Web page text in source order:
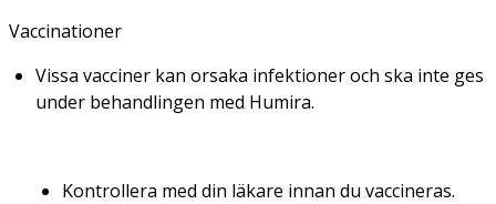
Vaccinationer
Vissa vacciner kan orsaka infektioner och ska inte ges
under behandlingen med Humira.
Kontrollera med din läkare innan du vaccineras.